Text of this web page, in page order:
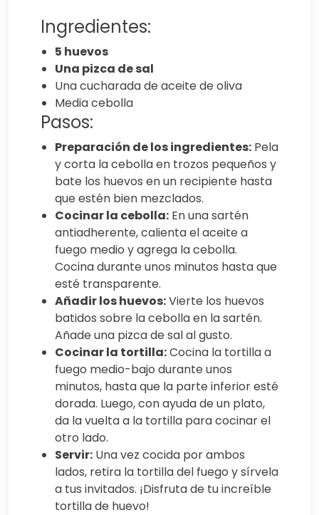
Ingredientes:
5 huevos
Una pizca de sal
Una cucharada de aceite de oliva
Media cebolla
Pasos:
Preparación de los ingredientes: Pela
y corta la cebolla en trozos pequeños y
bate los huevos en un recipiente hasta
que estén bien mezclados.
Cocinar la cebolla: En una sartén
antiadherente, calienta el aceite a
fuego medio y agrega la cebolla.
Cocina durante unos minutos hasta que
esté transparente.
Añadir los huevos:Vierte los huevos
batidos sobre la cebolla en la sartén.
Añade una pizca de sal al gusto.
Cocinar la tortilla:Cocina la tortilla a
fuego medio-bajo durante unos
minutos, hasta que la parte inferior esté
dorada. Luego, con ayuda de un plato,
da la vuelta a la tortilla para cocinar el
otro lado.
Servir: Una vez cocida por ambos
lados, retira la tortilla del fuego y sírvela
a tus invitados. ¡Disfruta de tu increíble
tortilla de huevo!